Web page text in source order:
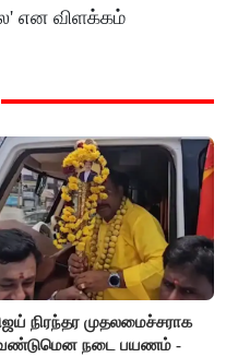
என விளக்கம்
நிரந்தர முதலமைச்சராக
நடை பயணம் -